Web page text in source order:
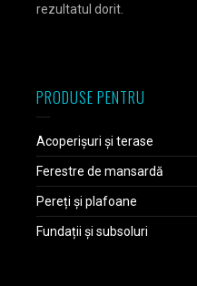
rezultatul dorit.
PRODUSE PENTRU
Acoperișuri și terase
Ferestre de mansardă
Pereți și plafoane
Fundații și subsoluri